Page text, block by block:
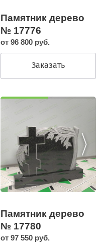
Памятник дерево
№ 17776
от 96 800 руб.
Заказать
Памятник дерево
№ 17780
от 97 550 руб.